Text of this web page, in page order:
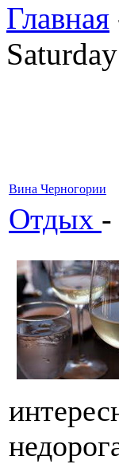
Главная
Вина Черногории
Отдых -